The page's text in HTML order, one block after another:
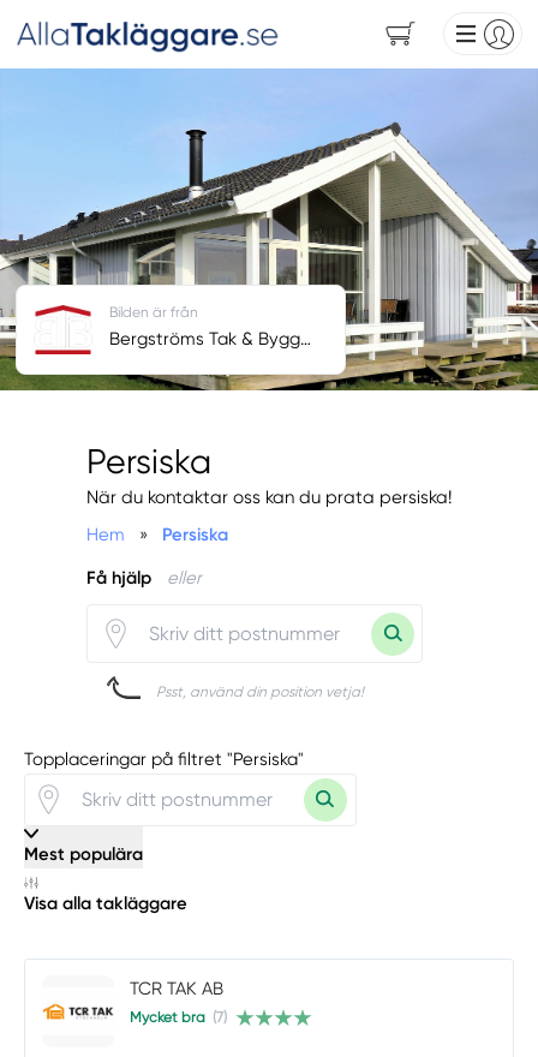
Persiska
När du kontaktar oss kan du prata persiska!
Hem
» Persiska
Få hjälp eller
Psst, använd din position vetja!
Bilden är från
Bergströms Tak & Bygg AB
Topplaceringar på filtret "Persiska"
Mest populära
Visa alla takläggare
TCR TAK AB
Mycket bra (7)